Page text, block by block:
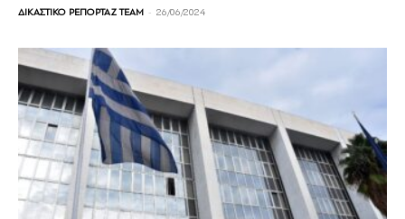
ΔΙΚΑΣΤΙΚΟ ΡΕΠΟΡΤΑΖ TEAM - 26/06/2024